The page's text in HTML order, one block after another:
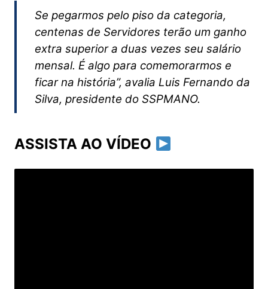
Se pegarmos pelo piso da categoria,
centenas de Servidores terão um ganho
extra superior a duas vezes seu salário
mensal. É algo para comemorarmos e
ficar na história”, avalia Luis Fernando da
Silva, presidente do SSPMANO.
ASSISTA AO VÍDEO